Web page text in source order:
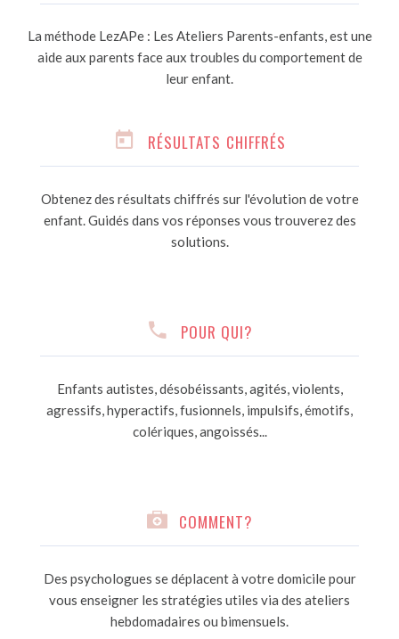
La méthode LezAPe : Les Ateliers Parents-enfants, est une
aide aux parents face aux troubles du comportement de
leur enfant.
RÉSULTATS CHIFFRÉS
Obtenez des résultats chiffrés sur l'évolution de votre
enfant. Guidés dans vos réponses vous trouverez des
solutions.
POUR QUI?
Enfants autistes, désobéissants, agités, violents,
agressifs, hyperactifs, fusionnels, impulsifs, émotifs,
colériques, angoissés...
COMMENT?
Des psychologues se déplacent à votre domicile pour
vous enseigner les stratégies utiles via des ateliers
hebdomadaires ou bimensuels.